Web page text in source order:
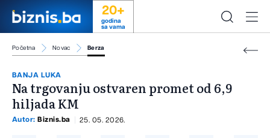
20+
godina
sa vama
Početna Novac Berza
BANJA LUKA
Na trgovanju ostvaren promet od 6,9
hiljada KM
Autor: Biznis.ba 25. 05. 2026.